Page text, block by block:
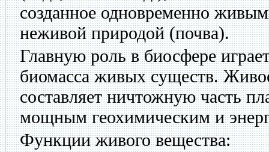
созданное одновременно
неживой природой (почва).
Главную роль в биосфере
биомасса живых существ.
составляет ничтожную часть
мощным геохимическим и
Функции живого вещества: